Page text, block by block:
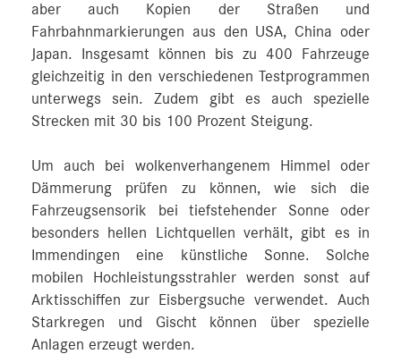
aber auch Kopien der Straßen und
Fahrbahnmarkierungen aus den USA, China oder
Japan. Insgesamt können bis zu 400 Fahrzeuge
gleichzeitig in den verschiedenen Testprogrammen
unterwegs sein. Zudem gibt es auch spezielle
Strecken mit 30 bis 100 Prozent Steigung.
Um auch bei wolkenverhangenem Himmel oder
Dämmerung prüfen zu können, wie sich die
Fahrzeugsensorik bei tiefstehender Sonne oder
besonders hellen Lichtquellen verhält, gibt es in
Immendingen eine künstliche Sonne. Solche
mobilen Hochleistungsstrahler werden sonst auf
Arktisschiffen zur Eisbergsuche verwendet. Auch
Starkregen und Gischt können über spezielle
Anlagen erzeugt werden.